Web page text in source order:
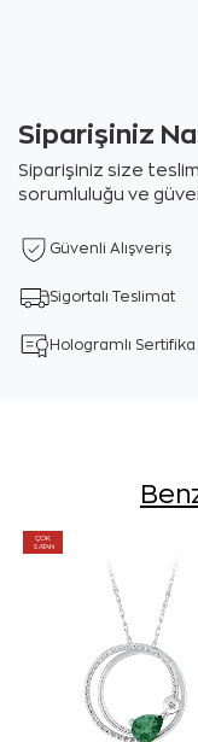
Siparişiniz
Siparişiniz size
sorumluluğu ve
Güvenli Alışveriş
Sigortalı Teslimat
Hologramlı Sertifika
ÇOK
SATAN